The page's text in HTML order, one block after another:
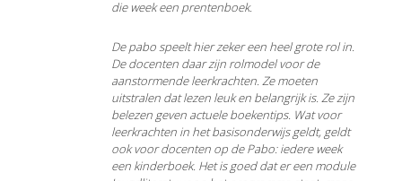
die week een prentenboek.
De pabo speelt hier zeker een heel grote rol in.
De docenten daar zijn rolmodel voor de
aanstormende leerkrachten. Ze moeten
uitstralen dat lezen leuk en belangrijk is. Ze zijn
belezen geven actuele boekentips. Wat voor
leerkrachten in het basisonderwijs geldt, geldt
ook voor docenten op de Pabo: iedere week
een kinderboek. Het is goed dat er een module